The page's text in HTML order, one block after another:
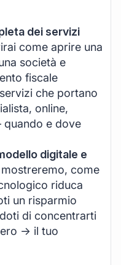
dei servizi
come aprire una
società e
fiscale
che portano
online,
quando e dove
digitale e
come
riduca
un risparmio
di concentrarti
-> il tuo